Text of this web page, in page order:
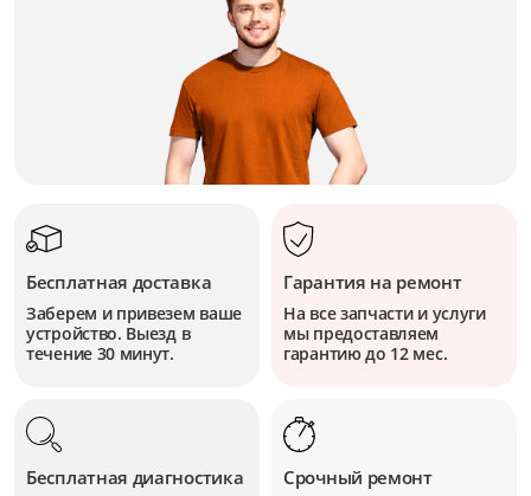
Бесплатная доставка
Заберем и привезем ваше
устройство. Выезд в
течение 30 минут.
Гарантия на ремонт
На все запчасти и услуги
мы предоставляем
гарантию до 12 мес.
Бесплатная диагностика Срочный ремонт